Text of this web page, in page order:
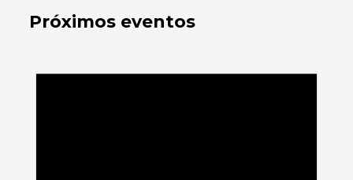
Próximos eventos